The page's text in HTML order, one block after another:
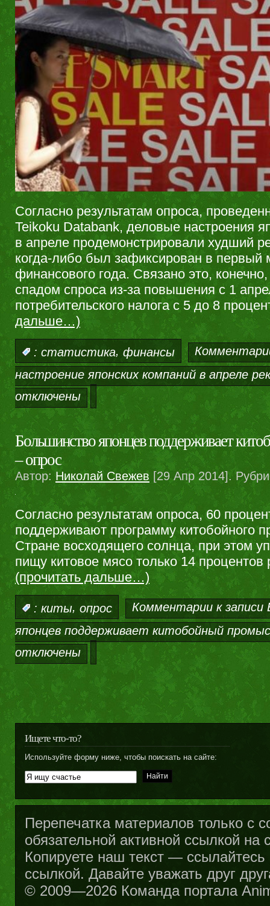
Согласно результатам опроса,
Teikoku Databank, деловые настроения
в апреле продемонстрировали худший
когда-либо был зафиксирован в первый
финансового года. Связано это,
спадом спроса из-за повышения с 1
потребительского налога с 5 до 8
дальше…)
: статистика, финансы
настроение японских компаний в апреле
отключены
Большинство японцев поддерживает
– опрос
Автор: Николай Свежев [29 Апр 2014].
Согласно результатам опроса, 60
поддерживают программу китобойного
Стране восходящего солнца, при этом
пищу китовое мясо только 14 процентов
(прочитать дальше…)
: киты, опрос Комментарии к
японцев поддерживает китобойный
отключены
Ищете что-то?
Используйте форму ниже, чтобы поискать на сайте:
Перепечатка материалов только с
обязательной активной ссылкой на
Копируете наш текст —
ссылкой. Давайте уважать друг
© 2009—2026 Команда портала